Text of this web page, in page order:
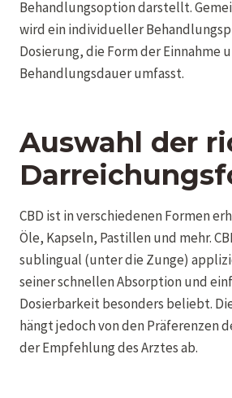
Behandlungsoption darstellt.
wird ein individueller
Dosierung, die Form der Einnahme
Behandlungsdauer umfasst.
Auswahl der
CBD ist in verschiedenen Formen
Öle, Kapseln, Pastillen und mehr.
sublingual (unter die Zunge)
seiner schnellen Absorption und
Dosierbarkeit besonders beliebt.
hängt jedoch von den Präferenzen
der Empfehlung des Arztes ab.